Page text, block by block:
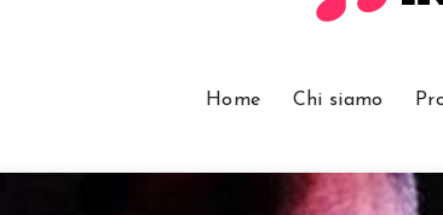
Home Chi siamo